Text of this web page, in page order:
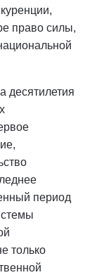
право силы,
десятилетия
период
только